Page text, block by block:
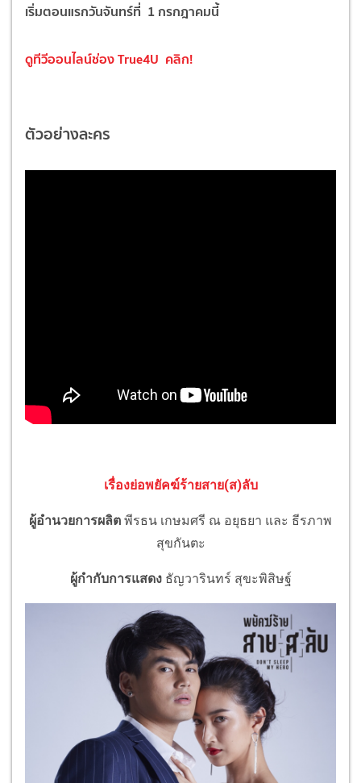
เริ่มตอนแรกวันจันทร์ที่ 1 กรกฎาคมนี้
ดูทีวีออนไลน์ช่อง True4U คลิก!
ตัวอย่างละคร
เรื่องย่อพยัคฆ์ร้ายสาย(ส)ลับ
ผู้อำนวยการผลิต พีรธน เกษมศรี ณ อยุธยา และ ธีรภาพ
สุขกันตะ
ผู้กำกับการแสดง ธัญวารินทร์ สุขะพิสิษฐ์